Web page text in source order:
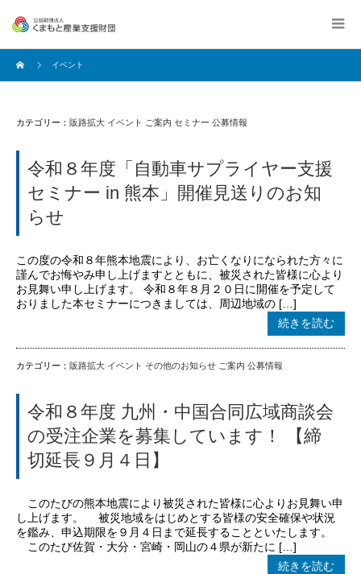
イベント
カテゴリー： 販路拡大 イベント ご案内 セミナー 公募情報
令和８年度「自動車サプライヤー支援
セミナー in 熊本」開催見送りのお知
らせ
この度の令和８年熊本地震により、お亡くなりになられた方々に
謹んでお悔やみ申し上げますとともに、被災された皆様に心より
お見舞い申し上げます。 令和８年８月２０日に開催を予定して
おりました本セミナーにつきましては、周辺地域の […]
続きを読む
カテゴリー： 販路拡大 イベント その他のお知らせ ご案内 公募情報
令和８年度 九州・中国合同広域商談会
の受注企業を募集しています！ 【締
切延長９月４日】
このたびの熊本地震により被災された皆様に心よりお見舞い申
し上げます。 被災地域をはじめとする皆様の安全確保や状況
を鑑み、申込期限を９月４日まで延長することといたします。
このたび佐賀・大分・宮崎・岡山の４県が新たに […]
続きを読む